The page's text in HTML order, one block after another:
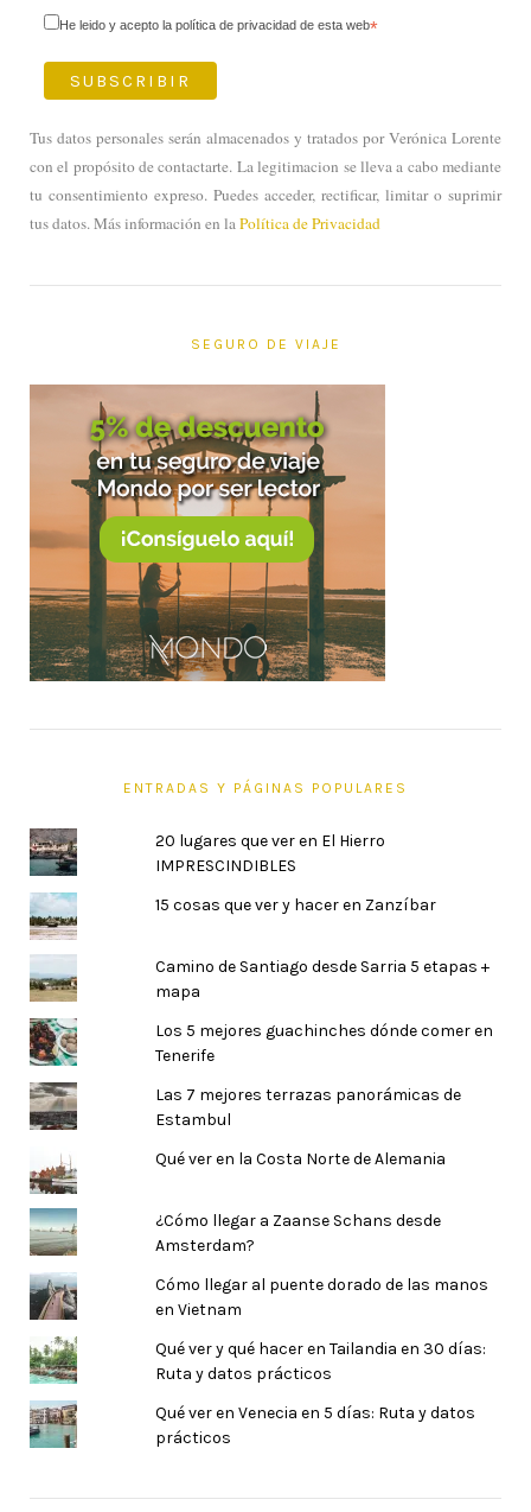
He leido y acepto la política de privacidad de esta web*
Tus datos personales serán almacenados y tratados por Verónica Lorente
con el propósito de contactarte. La legitimacion se lleva a cabo mediante
tu consentimiento expreso. Puedes acceder, rectificar, limitar o suprimir
tus datos. Más información en laPolítica de Privacidad
SEGURO DE VIAJE
ENTRADAS Y PÁGINAS POPULARES
20 lugares que ver en El Hierro
IMPRESCINDIBLES
15 cosas que ver y hacer en Zanzíbar
Camino de Santiago desde Sarria 5 etapas +
mapa
Los 5 mejores guachinches dónde comer en
Tenerife
Las 7 mejores terrazas panorámicas de
Estambul
Qué ver en la Costa Norte de Alemania
¿Cómo llegar a Zaanse Schans desde
Amsterdam?
Cómo llegar al puente dorado de las manos
en Vietnam
Qué ver y qué hacer en Tailandia en 30 días:
Ruta y datos prácticos
Qué ver en Venecia en 5 días: Ruta y datos
prácticos